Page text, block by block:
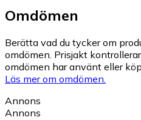
Omdömen
Berätta vad du tycker om
omdömen. Prisjakt
omdömen har använt eller
Läs mer om omdömen.
Annons
Annons